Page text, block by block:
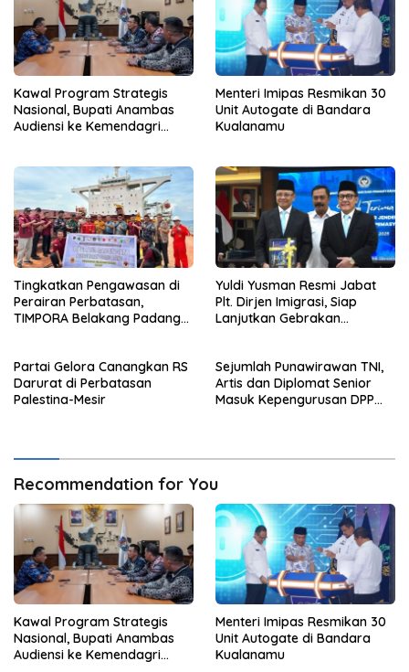
Kawal Program Strategis
Nasional, Bupati Anambas
Audiensi ke Kemendagri
Menteri Imipas Resmikan 30
Unit Autogate di Bandara
Kualanamu
Tingkatkan Pengawasan di
Perairan Perbatasan,
TIMPORA Belakang Padang
Yuldi Yusman Resmi Jabat
Plt. Dirjen Imigrasi, Siap
Lanjutkan Gebrakan
Partai Gelora Canangkan RS
Darurat di Perbatasan
Palestina-Mesir
Sejumlah Punawirawan TNI,
Artis dan Diplomat Senior
Masuk Kepengurusan DPP
Recommendation for You
Kawal Program Strategis
Nasional, Bupati Anambas
Audiensi ke Kemendagri
Menteri Imipas Resmikan 30
Unit Autogate di Bandara
Kualanamu